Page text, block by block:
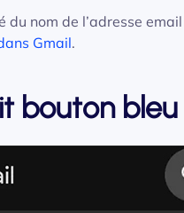
nom de l’adresse
Gmail.
bouton